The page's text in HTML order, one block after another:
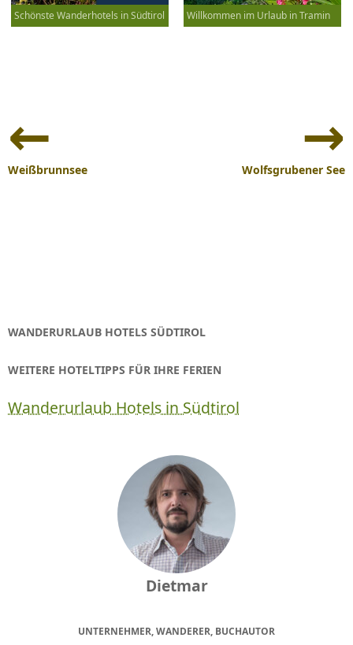
Schönste Wanderhotels in Südtirol Willkommen im Urlaub in Tramin
Navigation
Weißbrunnsee Wolfsgrubener See
WANDERURLAUB HOTELS SÜDTIROL
WEITERE HOTELTIPPS FÜR IHRE FERIEN
Wanderurlaub Hotels in Südtirol
Dietmar
UNTERNEHMER, WANDERER, BUCHAUTOR